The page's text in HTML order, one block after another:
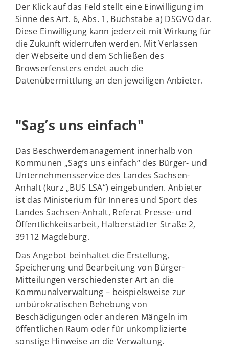
Der Klick auf das Feld stellt eine Einwilligung im
Sinne des Art. 6, Abs. 1, Buchstabe a) DSGVO dar.
Diese Einwilligung kann jederzeit mit Wirkung für
die Zukunft widerrufen werden. Mit Verlassen
der Webseite und dem Schließen des
Browserfensters endet auch die
Datenübermittlung an den jeweiligen Anbieter.
"Sag’s uns einfach"
Das Beschwerdemanagement innerhalb von
Kommunen „Sag’s uns einfach“ des Bürger- und
Unternehmensservice des Landes Sachsen-
Anhalt (kurz „BUS LSA“) eingebunden. Anbieter
ist das Ministerium für Inneres und Sport des
Landes Sachsen-Anhalt, Referat Presse- und
Öffentlichkeitsarbeit, Halberstädter Straße 2,
39112 Magdeburg.
Das Angebot beinhaltet die Erstellung,
Speicherung und Bearbeitung von Bürger-
Mitteilungen verschiedenster Art an die
Kommunalverwaltung – beispielsweise zur
unbürokratischen Behebung von
Beschädigungen oder anderen Mängeln im
öffentlichen Raum oder für unkomplizierte
sonstige Hinweise an die Verwaltung.